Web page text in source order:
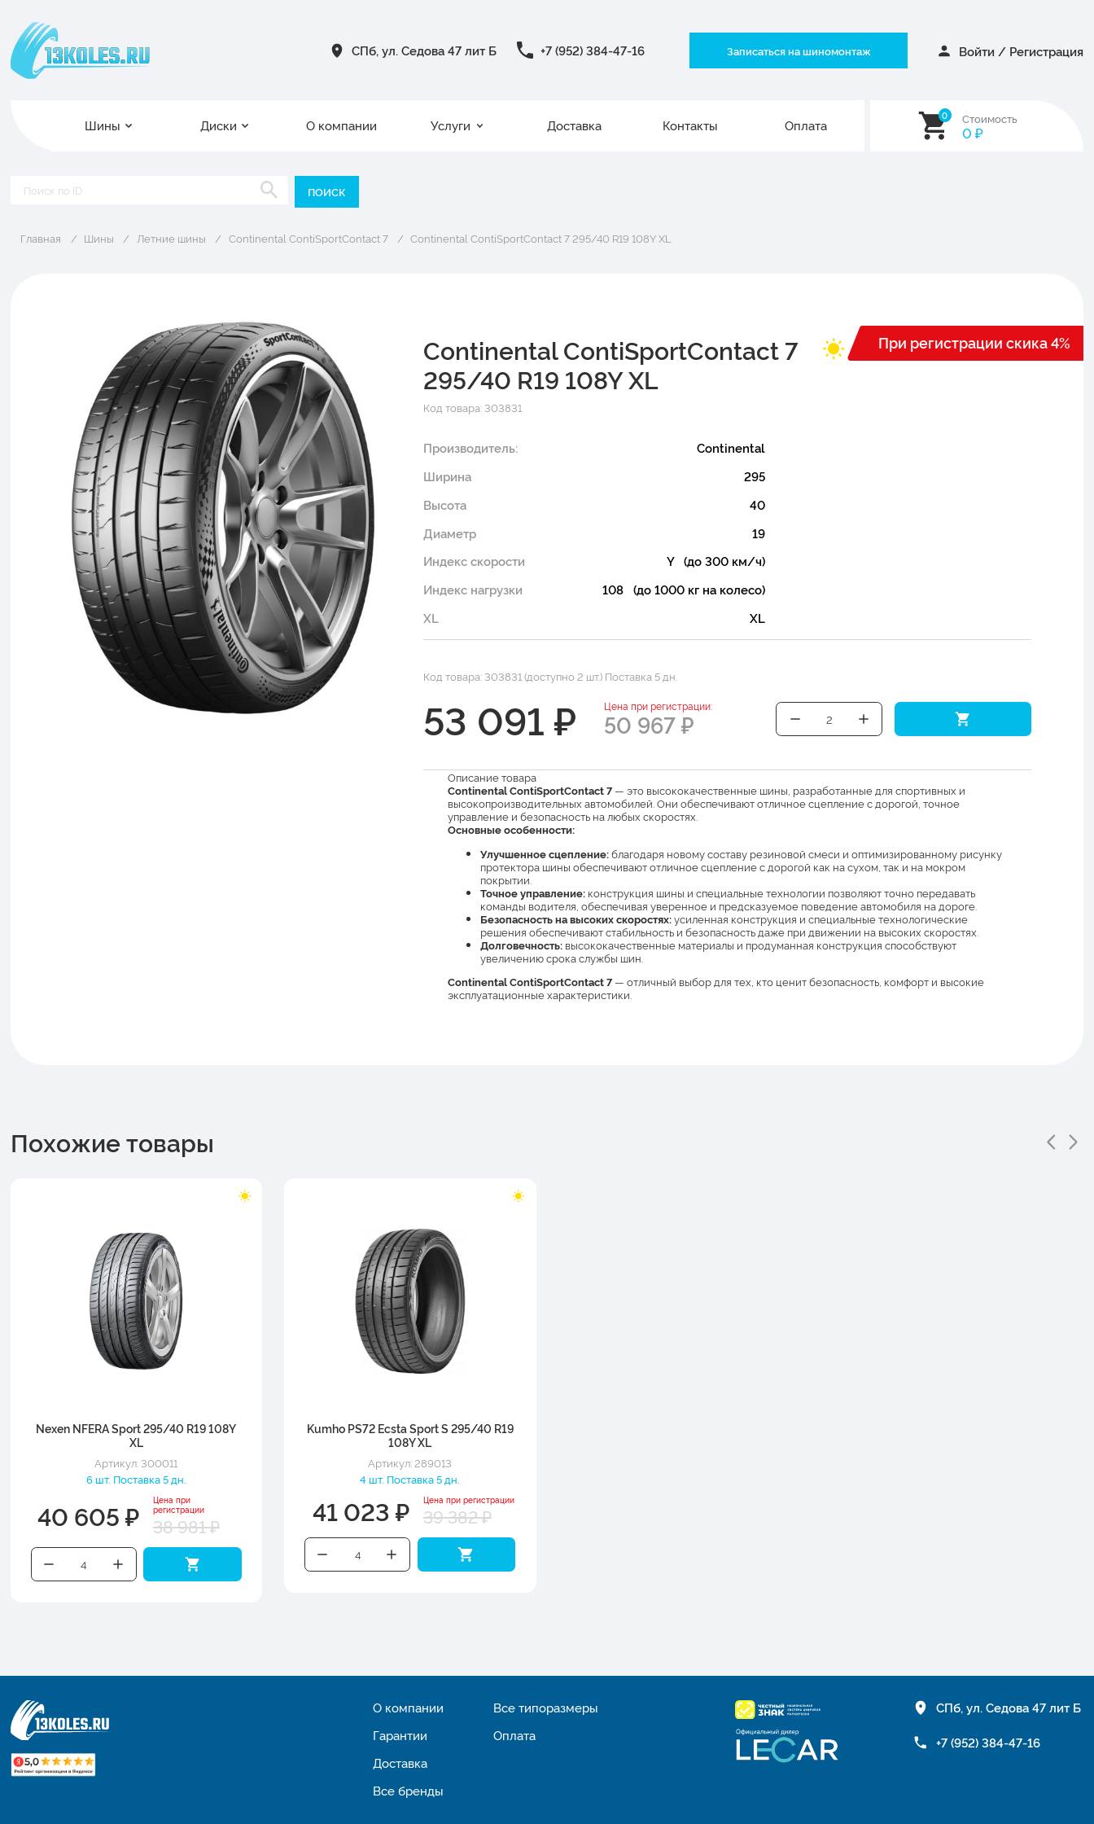
СПб, ул. Седова 47 лит Б +7 (952) 384-47-16 Записаться на шиномонтаж Войти / Регистрация
Шины Диски О компании Услуги Доставка Контакты Оплата
0 Стоимость
0 ₽
Главная Шины Летние шины Continental ContiSportContact 7 Continental ContiSportContact 7 295/40 R19 108Y XL
Continental ContiSportContact 7
295/40 R19 108Y XL
Код товара: 303831
Производитель:
Continental
Ширина
295
Высота
40
Диаметр
19
Индекс скорости
Y (до 300 км/ч)
Индекс нагрузки
108 (до 1000 кг на колесо)
XL
XL
Код товара: 303831 (доступно 2 шт.) Поставка 5 дн.
53 091 ₽ Цена при регистрации:
50 967 ₽
Описание товара
Continental ContiSportContact 7— это высококачественные шины, разработанные для спортивных и
высокопроизводительных автомобилей. Они обеспечивают отличное сцепление с дорогой, точное
управление и безопасность на любых скоростях.
Основные особенности:
Улучшенное сцепление:благодаря новому составу резиновой смеси и оптимизированному рисунку
протектора шины обеспечивают отличное сцепление с дорогой как на сухом, так и на мокром
покрытии.
Точное управление: конструкция шины и специальные технологии позволяют точно передавать
команды водителя, обеспечивая уверенное и предсказуемое поведение автомобиля на дороге.
Безопасность на высоких скоростях:усиленная конструкция и специальные технологические
решения обеспечивают стабильность и безопасность даже при движении на высоких скоростях.
Долговечность: высококачественные материалы и продуманная конструкция способствуют
увеличению срока службы шин.
Continental ContiSportContact 7— отличный выбор для тех, кто ценит безопасность, комфорт и высокие
эксплуатационные характеристики.
При регистрации скика 4%
Похожие товары
Nexen NFERA Sport 295/40 R19 108Y
XL
Артикул: 300011
6 шт. Поставка 5 дн.
40 605 ₽
Цена при
регистрации
38 981 ₽
Kumho PS72 Ecsta Sport S 295/40 R19
108Y XL
Артикул: 289013
4 шт. Поставка 5 дн.
41 023 ₽ Цена при регистрации
39 382 ₽
О компании
Гарантии
Доставка
Все бренды
Все типоразмеры
Оплата
СПб, ул. Седова 47 лит Б
+7 (952) 384-47-16